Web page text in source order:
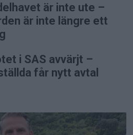
är inte ute –
är inte längre ett
i SAS avvärjt –
får nytt avtal